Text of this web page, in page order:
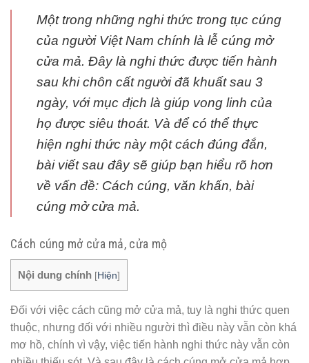
Một trong những nghi thức trong tục cúng
của người Việt Nam chính là lễ cúng mở
cửa mả. Đây là nghi thức được tiến hành
sau khi chôn cất người đã khuất sau 3
ngày, với mục địch là giúp vong linh của
họ được siêu thoát. Và để có thể thực
hiện nghi thức này một cách đúng đắn,
bài viết sau đây sẽ giúp bạn hiểu rõ hơn
về vấn đề: Cách cúng, văn khấn, bài
cúng mở cửa mả.
Cách cúng mở cửa mả, cửa mộ
Nội dung chính [Hiện]
Đối với việc cách cũng mở cửa mả, tuy là nghi thức quen
thuộc, nhưng đối với nhiều người thì điều này vẫn còn khá
mơ hồ, chính vì vậy, việc tiến hành nghi thức này vẫn còn